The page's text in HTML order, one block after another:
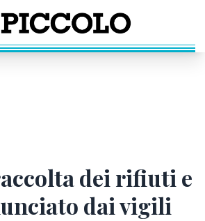
dei rifiuti e
dai vigili